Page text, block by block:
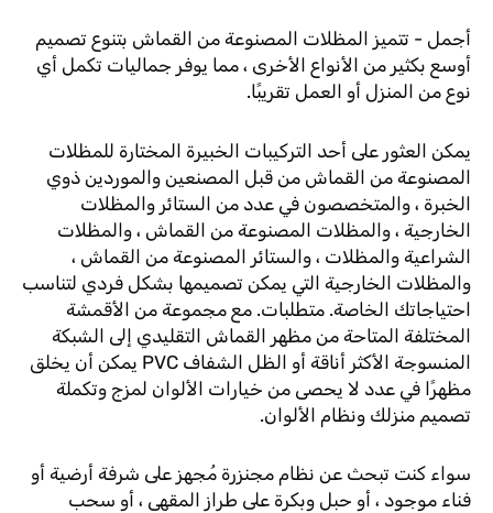
أجمل - تتميز المظلات المصنوعة من القماش بتنوع تصميم
أوسع بكثير من الأنواع الأخرى ، مما يوفر جماليات تكمل أي
نوع من المنزل أو العمل تقريبًا.
يمكن العثور على أحد التركيبات الخبيرة المختارة للمظلات
المصنوعة من القماش من قبل المصنعين والموردين ذوي
الخبرة ، والمتخصصون في عدد من الستائر والمظلات
الخارجية ، والمظلات المصنوعة من القماش ، والمظلات
الشراعية والمظلات ، والستائر المصنوعة من القماش ،
والمظلات الخارجية التي يمكن تصميمها بشكل فردي لتناسب
احتياجاتك الخاصة. متطلبات. مع مجموعة من الأقمشة
المختلفة المتاحة من مظهر القماش التقليدي إلى الشبكة
المنسوجة الأكثر أناقة أو الظل الشفاف PVC يمكن أن يخلق
مظهرًا في عدد لا يحصى من خيارات الألوان لمزج وتكملة
تصميم منزلك ونظام الألوان.
سواء كنت تبحث عن نظام مجنزرة مُجهز على شرفة أرضية أو
فناء موجود ، أو حبل وبكرة على طراز المقهى ، أو سحب